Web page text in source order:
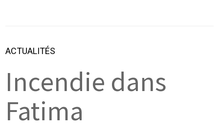
ACTUALITÉS
Incendie dans
Fatima